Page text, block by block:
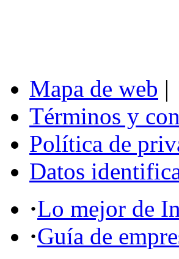
Mapa de web |
Términos y
Política de
Datos
·Lo mejor de
·Guía de